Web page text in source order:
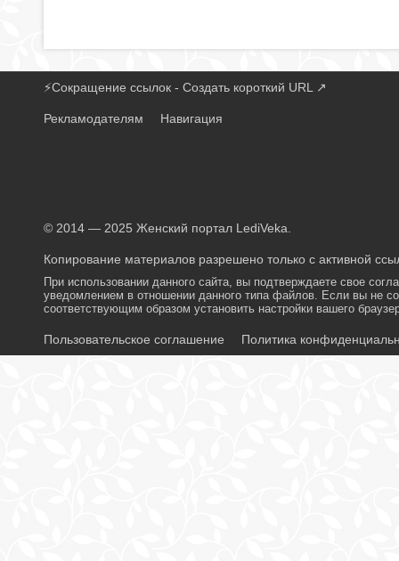
⚡Сокращение ссылок - Создать короткий URL ↗
Рекламодателям Навигация
© 2014 — 2025 Женский портал LediVeka.
Копирование материалов разрешено только с активной
При использовании данного сайта, вы подтверждаете свое
уведомлением в отношении данного типа файлов. Если вы не
соответствующим образом установить настройки вашего
Пользовательское соглашение Политика